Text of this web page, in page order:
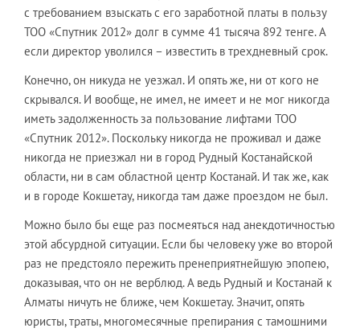
с требованием взыскать с его заработной платы в пользу
ТОО «Спутник 2012» долг в сумме 41 тысяча 892 тенге. А
если директор уволился – известить в трехдневный срок.
Конечно, он никуда не уезжал. И опять же, ни от кого не
скрывался. И вообще, не имел, не имеет и не мог никогда
иметь задолженность за пользование лифтами ТОО
«Спутник 2012». Поскольку никогда не проживал и даже
никогда не приезжал ни в город Рудный Костанайской
области, ни в сам областной центр Костанай. И так же, как
и в городе Кокшетау, никогда там даже проездом не был.
Можно было бы еще раз посмеяться над анекдотичностью
этой абсурдной ситуации. Если бы человеку уже во второй
раз не предстояло пережить пренеприятнейшую эпопею,
доказывая, что он не верблюд. А ведь Рудный и Костанай к
Алматы ничуть не ближе, чем Кокшетау. Значит, опять
юристы, траты, многомесячные препирания с тамошними